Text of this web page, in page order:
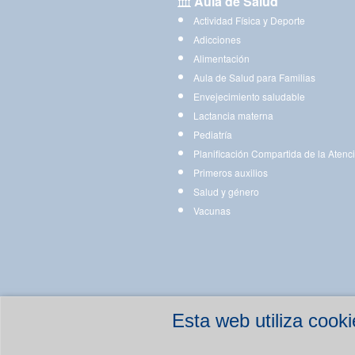
Esta web utiliza
Actividad Física y Deporte
Adicciones
Alimentación
Aula de Salud para Familias
Envejecimiento saludable
Lactancia materna
Pediatría
Planificación Compartida de la
Primeros auxilios
Salud y género
Vacunas